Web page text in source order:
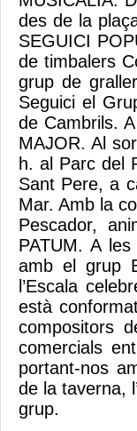
des de la
SEGUICI
de timbalers
grup de
Seguici el
de Cambrils.
MAJOR. Al
h. al Parc del
Sant Pere, a
Mar. Amb la
Pescador,
PATUM. A
amb el grup
l’Escala
està
compositors
comercials
portant-nos
de la taverna,
grup.